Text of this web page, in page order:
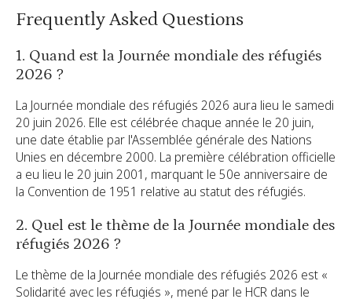
Frequently Asked Questions
1. Quand est la Journée mondiale des réfugiés
2026 ?
La Journée mondiale des réfugiés 2026 aura lieu le samedi
20 juin 2026. Elle est célébrée chaque année le 20 juin,
une date établie par l'Assemblée générale des Nations
Unies en décembre 2000. La première célébration officielle
a eu lieu le 20 juin 2001, marquant le 50e anniversaire de
la Convention de 1951 relative au statut des réfugiés.
2. Quel est le thème de la Journée mondiale des
réfugiés 2026 ?
Le thème de la Journée mondiale des réfugiés 2026 est «
Solidarité avec les réfugiés », mené par le HCR dans le